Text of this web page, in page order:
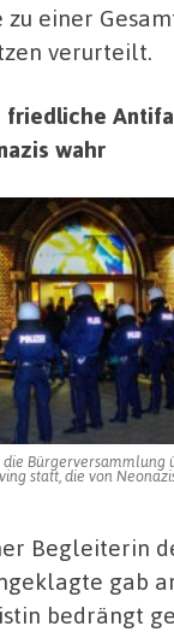
einer
verurteilt.
friedliche
wahr
Bürgerversammlung
statt, die von
Begleiterin
gab
bedrängt